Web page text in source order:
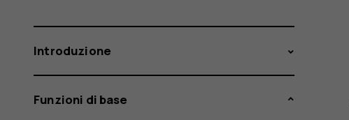
Introduzione
Funzioni di base